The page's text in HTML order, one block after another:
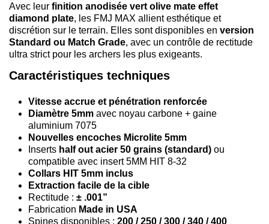
Avec leur finition anodisée vert olive mate effet
diamond plate, les FMJ MAX allient esthétique et
discrétion sur le terrain. Elles sont disponibles en version
Standard ou Match Grade, avec un contrôle de rectitude
ultra strict pour les archers les plus exigeants.
Caractéristiques techniques
Vitesse accrue et pénétration renforcée
Diamètre 5mm avec noyau carbone + gaine
aluminium 7075
Nouvelles encoches Microlite 5mm
Inserts half out acier 50 grains (standard) ou
compatible avec insert 5MM HIT 8-32
Collars HIT 5mm inclus
Extraction facile de la cible
Rectitude : ± .001”
Fabrication Made in USA
Spines disponibles : 200 / 250 / 300 / 340 / 400